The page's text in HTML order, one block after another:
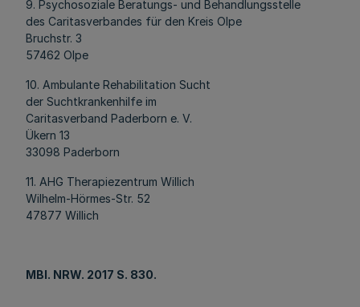
9. Psychosoziale Beratungs- und Behandlungsstelle
des Caritasverbandes für den Kreis Olpe
Bruchstr. 3
57462 Olpe
10. Ambulante Rehabilitation Sucht
der Suchtkrankenhilfe im
Caritasverband Paderborn e. V.
Ükern 13
33098 Paderborn
11. AHG Therapiezentrum Willich
Wilhelm-Hörmes-Str. 52
47877 Willich
MBl. NRW. 2017 S. 830.